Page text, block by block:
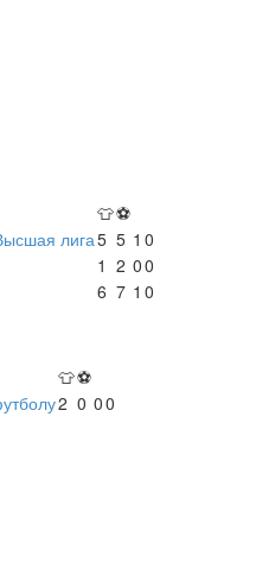
👕⚽
лига5 5 1 0
1 2 00
6 7 1 0
👕⚽
2 0 00